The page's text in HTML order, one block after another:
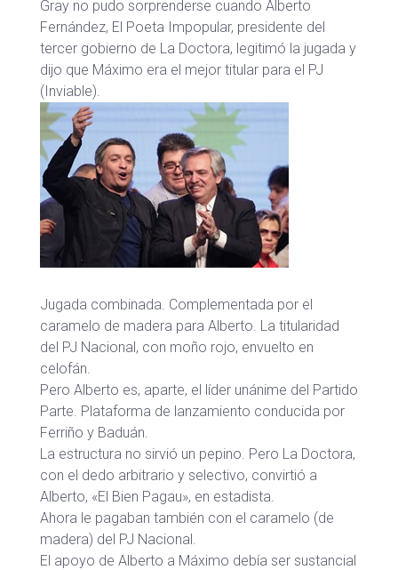
Gray no pudo sorprenderse cuando Alberto
Fernández, El Poeta Impopular, presidente del
tercer gobierno de La Doctora, legitimó la jugada y
dijo que Máximo era el mejor titular para el PJ
(Inviable).
Jugada combinada. Complementada por el
caramelo de madera para Alberto. La titularidad
del PJ Nacional, con moño rojo, envuelto en
celofán.
Pero Alberto es, aparte, el líder unánime del Partido
Parte. Plataforma de lanzamiento conducida por
Ferriño y Baduán.
La estructura no sirvió un pepino. Pero La Doctora,
con el dedo arbitrario y selectivo, convirtió a
Alberto, «El Bien Pagau», en estadista.
Ahora le pagaban también con el caramelo (de
madera) del PJ Nacional.
El apoyo de Alberto a Máximo debía ser sustancial